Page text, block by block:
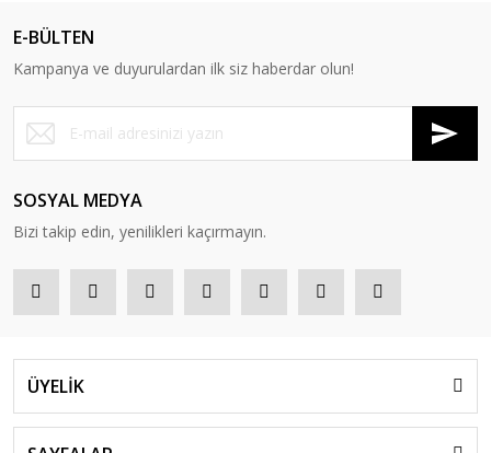
E-BÜLTEN
Kampanya ve duyurulardan ilk siz haberdar olun!
SOSYAL MEDYA
Bizi takip edin, yenilikleri kaçırmayın.
ÜYELİK